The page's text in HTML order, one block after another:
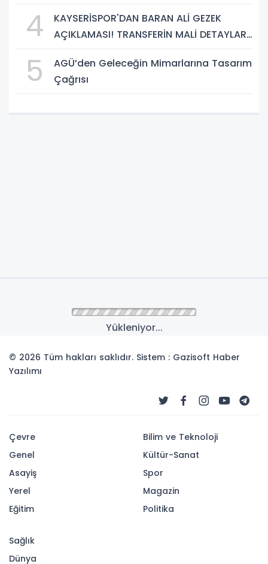
4
KAYSERİSPOR'DAN BARAN ALİ GEZEK
AÇIKLAMASI! TRANSFERİN MALİ DETAYLARI
5
AGÜ’den Geleceğin Mimarlarına Tasarım
Çağrısı
Yerel
YENİ YATIRIMLARLA
EKONOMİYE CAN KATMAYA
Kayseri ihracatının % 25'ini karşılayan Kayseri
Serbest Bölge’de yapılan çalışmaları yerinde
inceleyen Kayseri Serbest Bölge Yönetim Kurulu
Başkanı ve Melikgazi Belediye Başkanı Doç. Dr.
Mustafa Palancıoğlu, 3,5 yıldır bölgeye birçok
çalışmalarla hizmet seferberliğinin devam